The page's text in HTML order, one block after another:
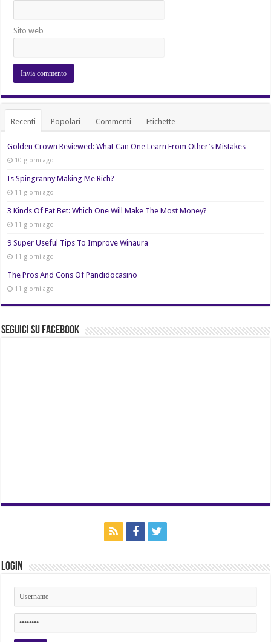
Sito web
Recenti Popolari Commenti Etichette
Golden Crown Reviewed: What Can One Learn From Other’s Mistakes
10 giorni ago
Is Spingranny Making Me Rich?
11 giorni ago
3 Kinds Of Fat Bet: Which One Will Make The Most Money?
11 giorni ago
9 Super Useful Tips To Improve Winaura
11 giorni ago
The Pros And Cons Of Pandidocasino
11 giorni ago
Seguici su Facebook
Login